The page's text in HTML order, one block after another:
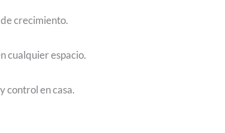
crecimiento.
cualquier espacio.
control en casa.